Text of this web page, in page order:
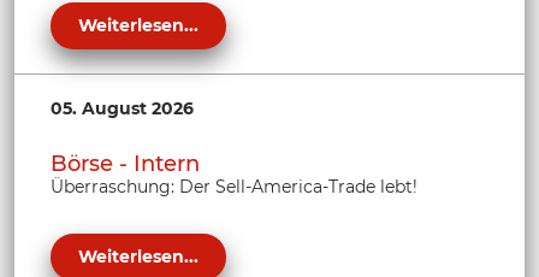
Weiterlesen...
05. August 2026
Börse - Intern
Überraschung: Der Sell-America-Trade lebt!
Weiterlesen...